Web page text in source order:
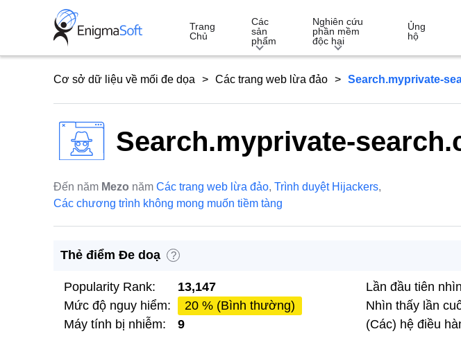
Trang
Chủ
Các
sản
phẩm
Nghiên cứu
phần mềm
độc hại
Ủng
hộ
Cơ sở dữ liệu về mối đe dọa Các trang web lừa đảo Search.myprivate-
Search.myprivate-
Đến năm Mezo năm Các trang web lừa đảo, Trình duyệt Hijackers,
Các chương trình không mong muốn tiềm tàng
Thẻ điểm Đe doạ ?
Popularity Rank:
13,147
Mức độ nguy hiểm:
20 % (Bình thường)
Máy tính bị nhiễm:
9
Lần đầu tiên
Nhìn thấy lần
(Các) hệ điều